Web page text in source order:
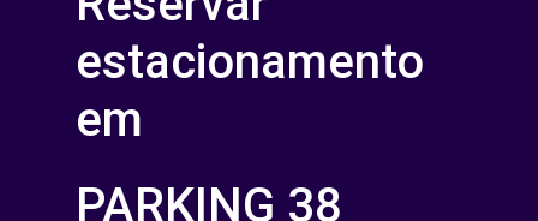
estacionamento
em
PARKING 38